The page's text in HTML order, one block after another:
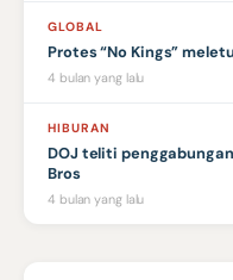
GLOBAL
Protes “No Kings”
4 bulan yang lalu
HIBURAN
DOJ teliti
Bros
4 bulan yang lalu